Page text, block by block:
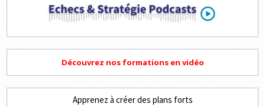
Découvrez nos formations en vidéo
Apprenez à créer des plans forts